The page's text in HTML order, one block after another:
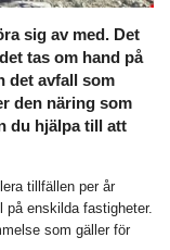
sig av med. Det
tas om hand på
det avfall som
den näring som
du hjälpa till att
tillfällen per år
på enskilda fastigheter.
som gäller för